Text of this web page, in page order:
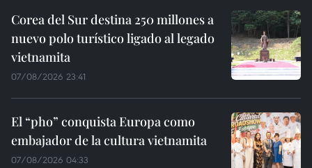
Corea del Sur destina 250 millones a
nuevo polo turístico ligado al legado
vietnamita
07/08/2026 23:41
El “pho” conquista Europa como
embajador de la cultura vietnamita
07/08/2026 04:33